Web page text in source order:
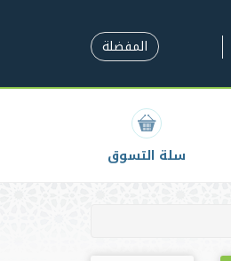
المفضلة
سلة التسوق